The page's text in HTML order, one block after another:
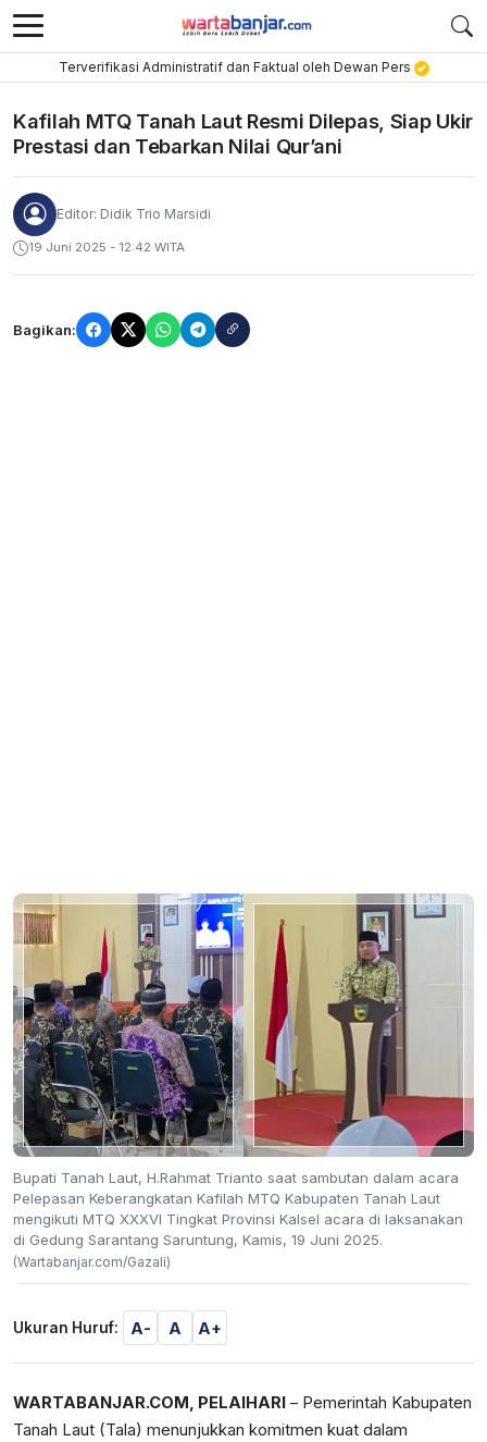
Terverifikasi Administratif dan Faktual oleh Dewan Pers
Kafilah MTQ Tanah Laut Resmi Dilepas, Siap Ukir
Prestasi dan Tebarkan Nilai Qur’ani
Editor: Didik Trio Marsidi
19 Juni 2025 - 12:42 WITA
Bagikan:
Bupati Tanah Laut, H.Rahmat Trianto saat sambutan dalam acara
Pelepasan Keberangkatan Kafilah MTQ Kabupaten Tanah Laut
mengikuti MTQ XXXVI Tingkat Provinsi Kalsel acara di laksanakan
di Gedung Sarantang Saruntung, Kamis, 19 Juni 2025.
(Wartabanjar.com/Gazali)
Ukuran Huruf: A- A A+
WARTABANJAR.COM, PELAIHARI – Pemerintah Kabupaten
Tanah Laut (Tala) menunjukkan komitmen kuat dalam